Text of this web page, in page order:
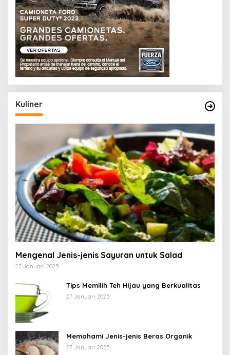
Kuliner
Mengenal Jenis-jenis Sayuran untuk Salad
27 Januari 2025
Tips Memilih Teh Hijau yang Berkualitas
27 Januari 2025
Memahami Jenis-jenis Beras Organik
27 Januari 2025